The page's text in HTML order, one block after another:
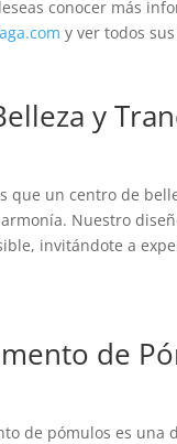
conocer más
y ver todos
y
que un centro de
Nuestro
invitándote a
de
de pómulos es una